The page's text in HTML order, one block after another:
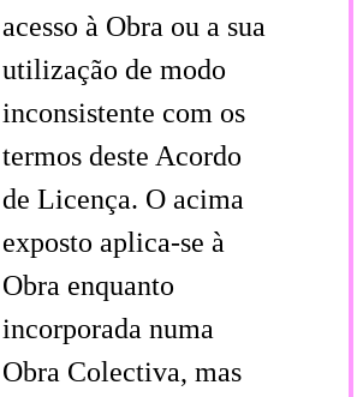
acesso à Obra ou a sua
utilização de modo
inconsistente com os
termos deste Acordo
de Licença. O acima
exposto aplica-se à
Obra enquanto
incorporada numa
Obra Colectiva, mas